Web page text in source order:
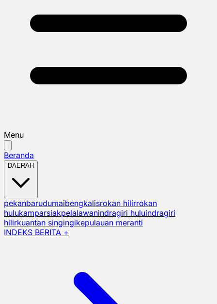
Menu
Beranda
DAERAH
pekanbarudumaibengkalisrokan hilirrokan
hulukamparsiakpelalawanindragiri huluindragiri
hilirkuantan singingikepulauan meranti
INDEKS BERITA +